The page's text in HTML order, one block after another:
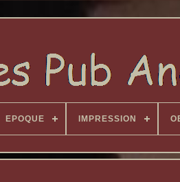
EPOQUE IMPRESSION